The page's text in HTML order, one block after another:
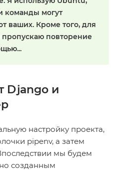
команды могут
ваших. Кроме того, для
пропускаю повторение
Django и
настройку проекта,
pipenv, а затем
мы будем
созданным